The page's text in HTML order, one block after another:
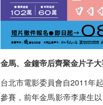
金馬、金鐘帝后齊聚金片子
台北市電影委員會自2011年
參賽，前年金馬影帝李康生